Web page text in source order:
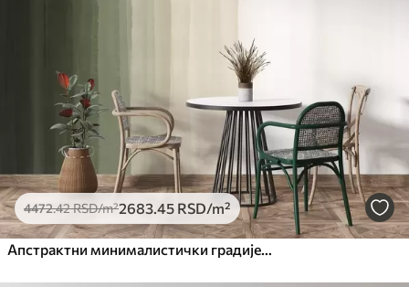
Премиум
6333.333800.00RSD/m²
Peel and Stick
8166.674900.00RSD/m²
4472.42RSD/m²2683 .45 RSD/m²